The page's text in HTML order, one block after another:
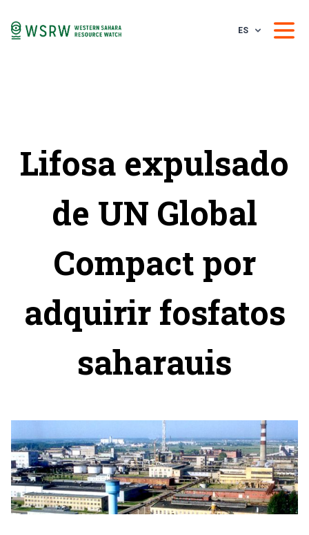
ES
Lifosa expulsado
de UN Global
Compact por
adquirir fosfatos
saharauis